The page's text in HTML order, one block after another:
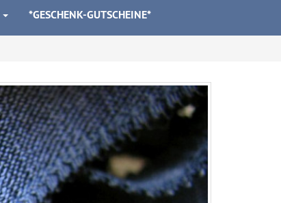
*GESCHENK-GUTSCHEINE*